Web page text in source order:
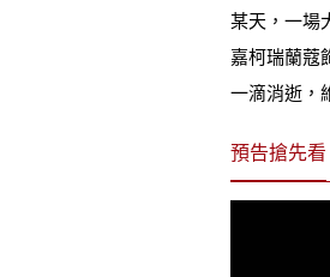
某天，一場
嘉柯瑞蘭蔻
一滴消逝，
預告搶先看